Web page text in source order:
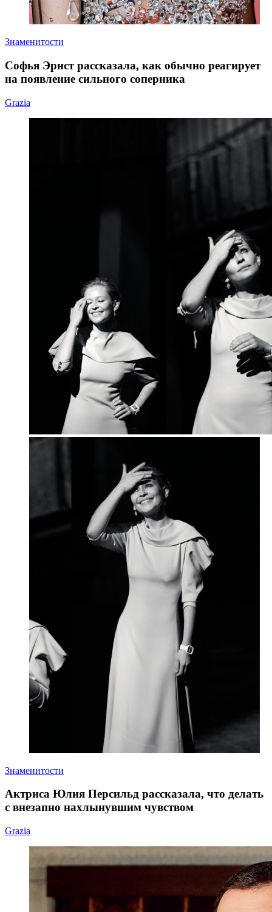
Знаменитости
Софья Эрнст рассказала, как обычно реагирует
на появление сильного соперника
Grazia
Знаменитости
Актриса Юлия Персильд рассказала, что делать
с внезапно нахлынувшим чувством
Grazia